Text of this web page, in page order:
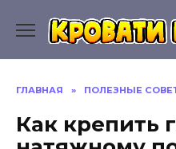
содержанию
ГЛАВНАЯ » ПОЛЕЗНЫЕ
Как крепить